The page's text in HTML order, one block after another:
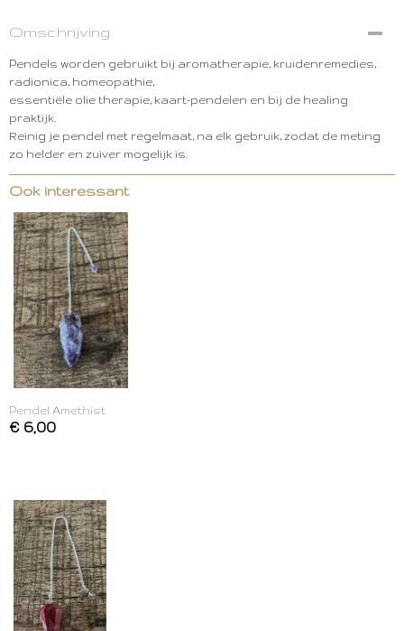
Omschrijving
Pendels worden gebruikt bij aromatherapie, kruidenremedies,
radionica, homeopathie,
essentiële olie therapie, kaart-pendelen en bij de healing
praktijk.
Reinig je pendel met regelmaat, na elk gebruik, zodat de meting
zo helder en zuiver mogelijk is.
Ook interessant
Pendel Amethist
€ 6,00